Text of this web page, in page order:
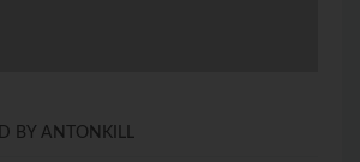
BY ANTONKILL